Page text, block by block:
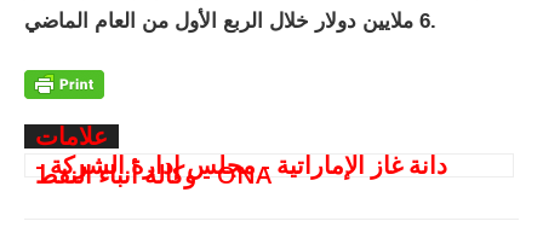
6 ملايين دولار خلال الربع الأول من العام الماضي.
علامات
دانة غاز الإماراتية - مجلس إدارة الشركة -
وكالة أنباء النفط - ONA